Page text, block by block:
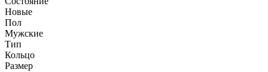
Новые
Пол
Мужские
Тип
Кольцо
Размер